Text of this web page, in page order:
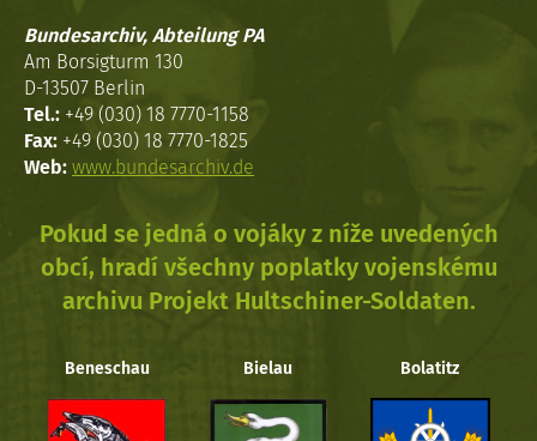
Bundesarchiv, Abteilung PA
Am Borsigturm 130
D-13507 Berlin
Tel.: +49 (030) 18 7770-1158
Fax: +49 (030) 18 7770-1825
Web: www.bundesarchiv.de
Pokud se jedná o vojáky z níže uvedených
obcí, hradí všechny poplatky vojenskému
archivu Projekt Hultschiner-Soldaten.
Beneschau Bielau Bolatitz